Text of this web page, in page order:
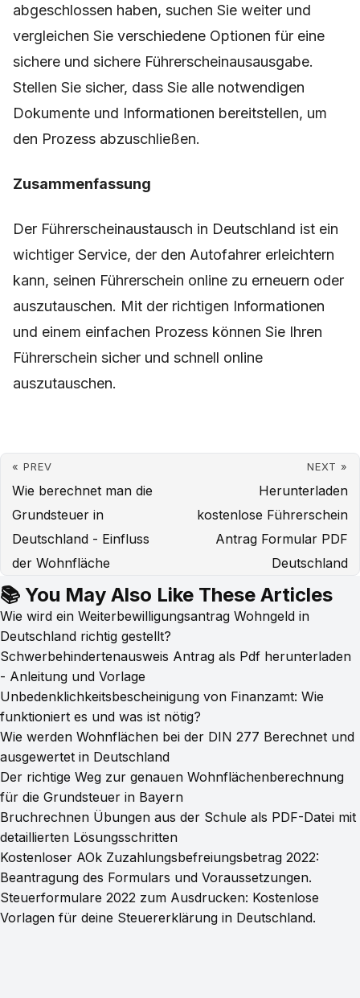
abgeschlossen haben, suchen Sie weiter und
vergleichen Sie verschiedene Optionen für eine
sichere und sichere Führerscheinausausgabe.
Stellen Sie sicher, dass Sie alle notwendigen
Dokumente und Informationen bereitstellen, um
den Prozess abzuschließen.
Zusammenfassung
Der Führerscheinaustausch in Deutschland ist ein
wichtiger Service, der den Autofahrer erleichtern
kann, seinen Führerschein online zu erneuern oder
auszutauschen. Mit der richtigen Informationen
und einem einfachen Prozess können Sie Ihren
Führerschein sicher und schnell online
auszutauschen.
« PREV
Wie berechnet man die
Grundsteuer in
Deutschland - Einfluss
der Wohnfläche
NEXT »
Herunterladen
kostenlose Führerschein
Antrag Formular PDF
Deutschland
📚 You May Also Like These Articles
Wie wird ein Weiterbewilligungsantrag Wohngeld in
Deutschland richtig gestellt?
Schwerbehindertenausweis Antrag als Pdf herunterladen
- Anleitung und Vorlage
Unbedenklichkeitsbescheinigung von Finanzamt: Wie
funktioniert es und was ist nötig?
Wie werden Wohnflächen bei der DIN 277 Berechnet und
ausgewertet in Deutschland
Der richtige Weg zur genauen Wohnflächenberechnung
für die Grundsteuer in Bayern
Bruchrechnen Übungen aus der Schule als PDF-Datei mit
detaillierten Lösungsschritten
Kostenloser AOk Zuzahlungsbefreiungsbetrag 2022:
Beantragung des Formulars und Voraussetzungen.
Steuerformulare 2022 zum Ausdrucken: Kostenlose
Vorlagen für deine Steuererklärung in Deutschland.